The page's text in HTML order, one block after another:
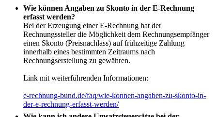
Wie können Angaben zu Skonto in der E-Rechnung
erfasst werden?
Bei der Erzeugung einer E-Rechnung hat der
Rechnungssteller die Möglichkeit dem Rechnungsempfänger
einen Skonto (Preisnachlass) auf frühzeitige Zahlung
innerhalb eines bestimmten Zeitraums nach
Rechnungserstellung zu gewähren.
Link mit weiterführenden Informationen:
e-rechnung-bund.de/faq/wie-konnen-angaben-zu-skonto-in-
der-e-rechnung-erfasst-werden/